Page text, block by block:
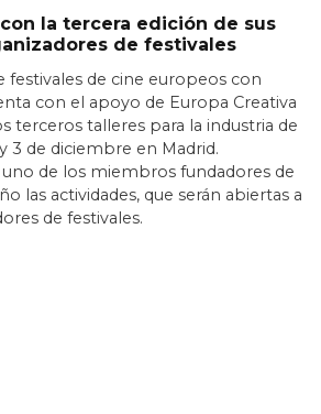
la tercera edición de sus
de festivales
festivales de cine europeos con
con el apoyo de Europa Creativa
terceros talleres para la industria de
3 de diciembre en Madrid.
de los miembros fundadores de
las actividades, que serán abiertas a
de festivales.